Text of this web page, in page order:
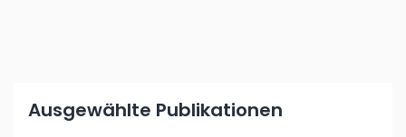
Ausgewählte Publikationen